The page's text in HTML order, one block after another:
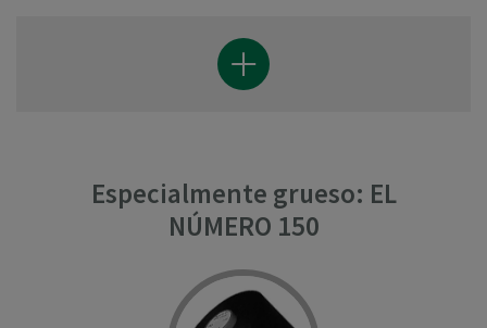
Especialmente grueso: EL
NÚMERO 150